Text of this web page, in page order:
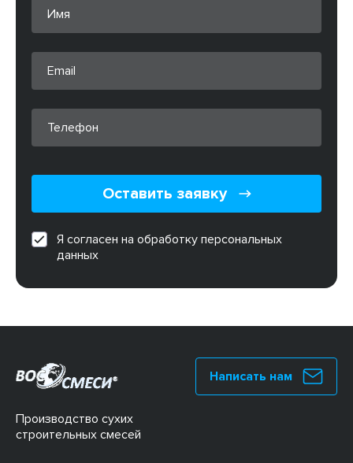
Оставить заявку
Я согласен на обработку персональных
данных
Производство сухих
строительных смесей
Написать нам